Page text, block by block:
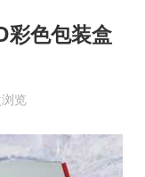
彩色包装盒
览